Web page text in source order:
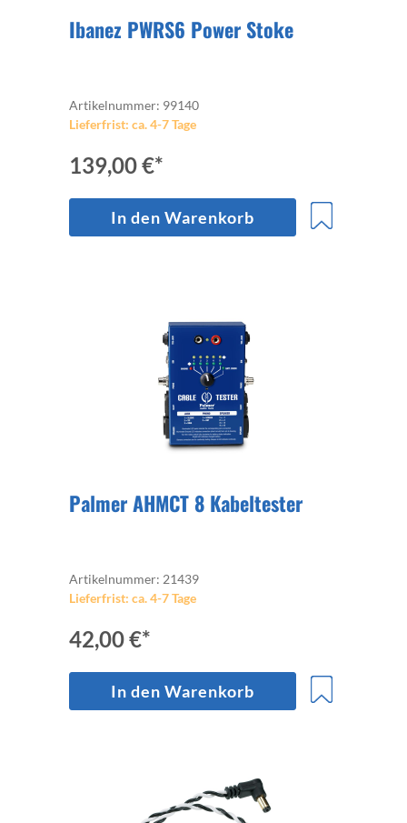
Ibanez PWRS6 Power Stoke
Artikelnummer: 99140
Lieferfrist: ca. 4-7 Tage
139,00 €*
In den Warenkorb
Palmer AHMCT 8 Kabeltester
Artikelnummer: 21439
Lieferfrist: ca. 4-7 Tage
42,00 €*
In den Warenkorb